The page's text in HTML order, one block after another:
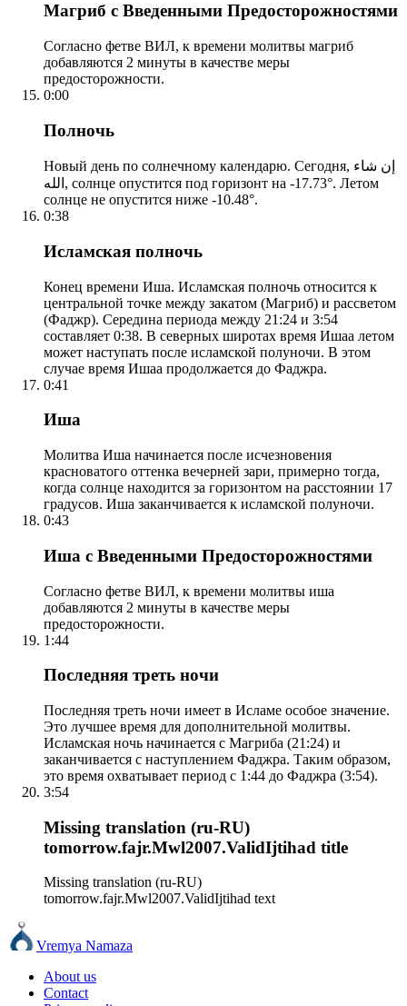
Магриб с Введенными Предосторожностями
Согласно фетве ВИЛ, к времени молитвы магриб
добавляются 2 минуты в качестве меры
предосторожности.
0:00
Полночь
Новый день по солнечному календарю. Сегодня, إن شاء
الله, солнце опустится под горизонт на -17.73°. Летом
солнце не опустится ниже -10.48°.
0:38
Исламская полночь
Конец времени Иша. Исламская полночь относится к
центральной точке между закатом (Магриб) и рассветом
(Фаджр). Середина периода между 21:24 и 3:54
составляет 0:38. В северных широтах время Ишаа летом
может наступать после исламской полуночи. В этом
случае время Ишаа продолжается до Фаджра.
0:41
Иша
Молитва Иша начинается после исчезновения
красноватого оттенка вечерней зари, примерно тогда,
когда солнце находится за горизонтом на расстоянии 17
градусов. Иша заканчивается к исламской полуночи.
0:43
Иша с Введенными Предосторожностями
Согласно фетве ВИЛ, к времени молитвы иша
добавляются 2 минуты в качестве меры
предосторожности.
1:44
Последняя треть ночи
Последняя треть ночи имеет в Исламе особое значение.
Это лучшее время для дополнительной молитвы.
Исламская ночь начинается с Магриба (21:24) и
заканчивается с наступлением Фаджра. Таким образом,
это время охватывает период с 1:44 до Фаджра (3:54).
3:54
Missing translation (ru-RU)
tomorrow.fajr.Mwl2007.ValidIjtihad title
Missing translation (ru-RU)
tomorrow.fajr.Mwl2007.ValidIjtihad text
Vremya Namaza
About us
Contact